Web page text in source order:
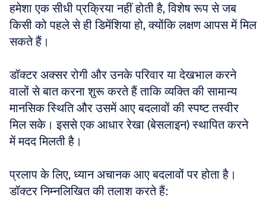
हमेशा एक सीधी प्रक्रिया नहीं होती है, विशेष रूप से जब
किसी को पहले से ही डिमेंशिया हो, क्योंकि लक्षण आपस में मिल
सकते हैं।
डॉक्टर अक्सर रोगी और उनके परिवार या देखभाल करने
वालों से बात करना शुरू करते हैं ताकि व्यक्ति की सामान्य
मानसिक स्थिति और उसमें आए बदलावों की स्पष्ट तस्वीर
मिल सके। इससे एक आधार रेखा (बेसलाइन) स्थापित करने
में मदद मिलती है।
प्रलाप के लिए, ध्यान अचानक आए बदलावों पर होता है।
डॉक्टर निम्नलिखित की तलाश करते हैं: